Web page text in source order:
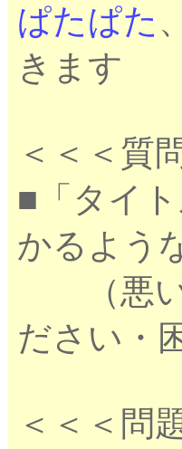
ぱたぱた 、
きます
＜＜＜質
■「タイ
かるよう
（悪い
ださい・
＜＜＜問